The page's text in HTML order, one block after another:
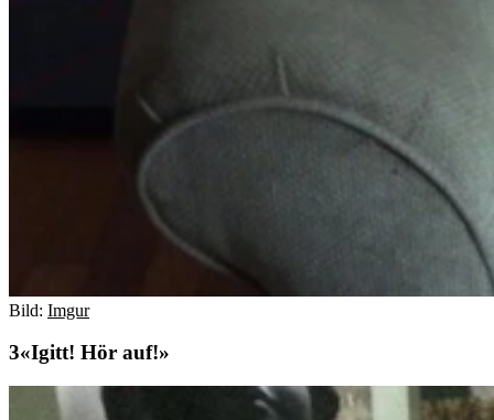
Bild: Imgur
«Igitt! Hör auf!»